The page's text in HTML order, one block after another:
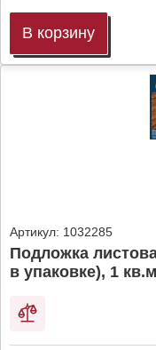
В корзину
Артикул: 1032285
Подложка
в упаковке), 1